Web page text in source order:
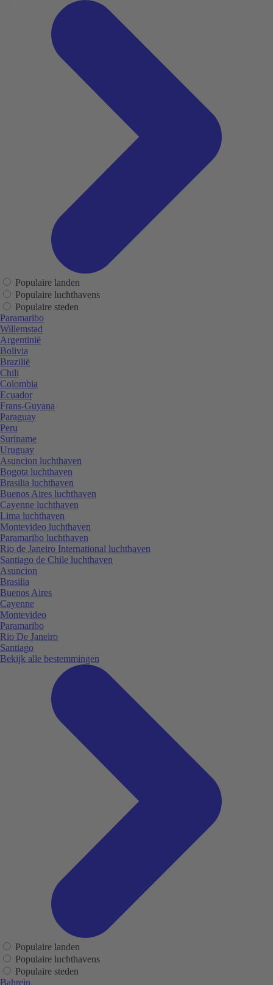
Populaire landen
Populaire luchthavens
Populaire steden
Paramaribo
Willemstad
Argentinië
Bolivia
Brazilië
Chili
Colombia
Ecuador
Frans-Guyana
Paraguay
Peru
Suriname
Uruguay
Asuncion luchthaven
Bogota luchthaven
Brasilia luchthaven
Buenos Aires luchthaven
Cayenne luchthaven
Lima luchthaven
Montevideo luchthaven
Paramaribo luchthaven
Rio de Janeiro International luchthaven
Santiago de Chile luchthaven
Asuncion
Brasilia
Buenos Aires
Cayenne
Montevideo
Paramaribo
Rio De Janeiro
Santiago
Bekijk alle bestemmingen
Populaire landen
Populaire luchthavens
Populaire steden
Bahrein